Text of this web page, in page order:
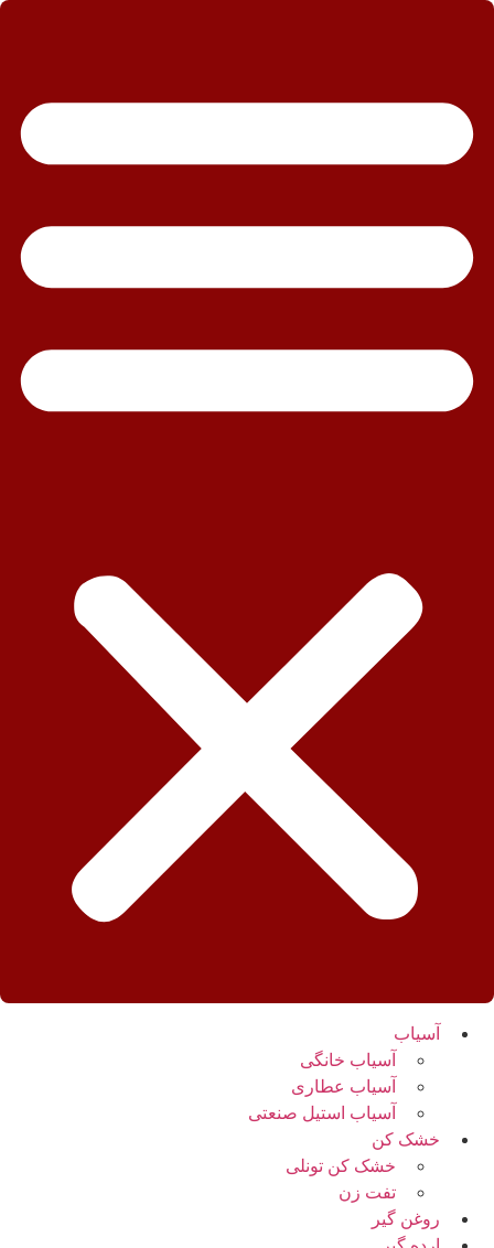
پرش
آسیاب
آسیاب خانگی
آسیاب عطاری
آسیاب استیل صنعتی
خشک کن
خشک کن تونلی
تفت زن
روغن گیر